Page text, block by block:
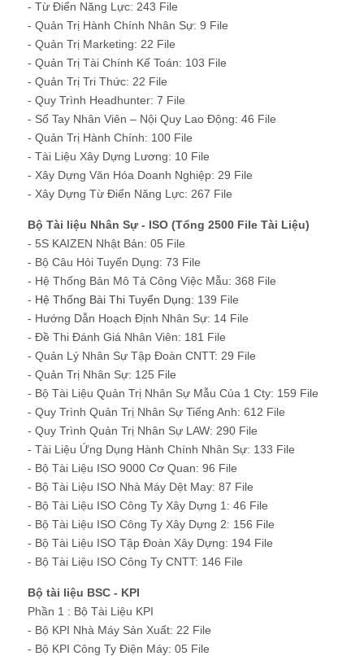
- Từ Điển Năng Lực: 243 File
- Quản Trị Hành Chính Nhân Sự: 9 File
- Quản Trị Marketing: 22 File
- Quản Trị Tài Chính Kế Toán: 103 File
- Quản Trị Tri Thức: 22 File
- Quy Trình Headhunter: 7 File
- Sổ Tay Nhân Viên – Nội Quy Lao Động: 46 File
- Quản Trị Hành Chính: 100 File
- Tài Liệu Xây Dựng Lương: 10 File
- Xây Dựng Văn Hóa Doanh Nghiệp: 29 File
- Xây Dựng Từ Điển Năng Lực: 267 File
Bộ Tài liệu Nhân Sự - ISO (Tổng 2500 File Tài Liệu)
- 5S KAIZEN Nhật Bản: 05 File
- Bộ Câu Hỏi Tuyển Dụng: 73 File
- Hệ Thống Bản Mô Tả Công Việc Mẫu: 368 File
- Hệ Thống Bài Thi Tuyển Dụng: 139 File
- Hướng Dẫn Hoạch Định Nhân Sự: 14 File
- Đề Thi Đánh Giá Nhân Viên: 181 File
- Quản Lý Nhân Sự Tập Đoàn CNTT: 29 File
- Quản Trị Nhân Sự: 125 File
- Bộ Tài Liệu Quản Trị Nhân Sự Mẫu Của 1 Cty: 159 File
- Quy Trình Quản Trị Nhân Sự Tiếng Anh: 612 File
- Quy Trình Quản Trị Nhân Sự LAW: 290 File
- Tài Liệu Ứng Dụng Hành Chính Nhân Sự: 133 File
- Bộ Tài Liệu ISO 9000 Cơ Quan: 96 File
- Bộ Tài Liệu ISO Nhà Máy Dệt May: 87 File
- Bộ Tài Liệu ISO Công Ty Xây Dựng 1: 46 File
- Bộ Tài Liệu ISO Công Ty Xây Dựng 2: 156 File
- Bộ Tài Liệu ISO Tập Đoàn Xây Dựng: 194 File
- Bộ Tài Liệu ISO Công Ty CNTT: 146 File
Bộ tài liệu BSC - KPI
Phần 1 : Bộ Tài Liệu KPI
- Bộ KPI Nhà Máy Sản Xuất: 22 File
- Bộ KPI Công Ty Điện Máy: 05 File